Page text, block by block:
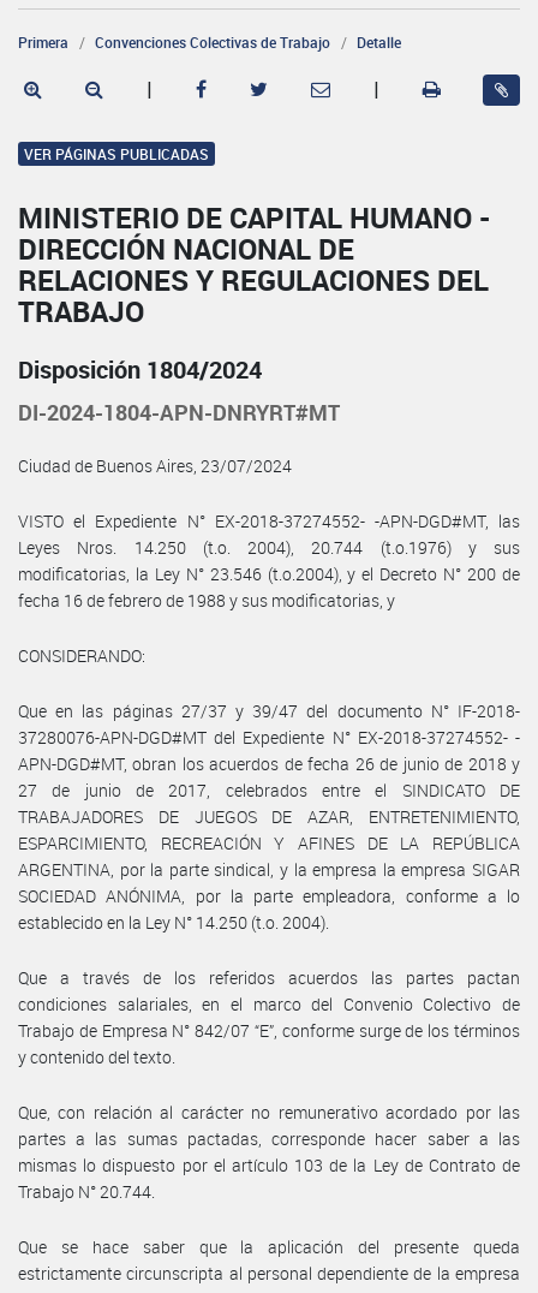
Primera Convenciones Colectivas de Trabajo Detalle
| |
VER PÁGINAS PUBLICADAS
MINISTERIO DE CAPITAL HUMANO -
DIRECCIÓN NACIONAL DE
RELACIONES Y REGULACIONES DEL
TRABAJO
Disposición 1804/2024
DI-2024-1804-APN-DNRYRT#MT
Ciudad de Buenos Aires, 23/07/2024
VISTO el Expediente N° EX-2018-37274552- -APN-DGD#MT, las
Leyes Nros. 14.250 (t.o. 2004), 20.744 (t.o.1976) y sus
modificatorias, la Ley N° 23.546 (t.o.2004), y el Decreto N° 200 de
fecha 16 de febrero de 1988 y sus modificatorias, y
CONSIDERANDO:
Que en las páginas 27/37 y 39/47 del documento N° IF-2018-
37280076-APN-DGD#MT del Expediente N° EX-2018-37274552- -
APN-DGD#MT, obran los acuerdos de fecha 26 de junio de 2018 y
27 de junio de 2017, celebrados entre el SINDICATO DE
TRABAJADORES DE JUEGOS DE AZAR, ENTRETENIMIENTO,
ESPARCIMIENTO, RECREACIÓN Y AFINES DE LA REPÚBLICA
ARGENTINA, por la parte sindical, y la empresa la empresa SIGAR
SOCIEDAD ANÓNIMA, por la parte empleadora, conforme a lo
establecido en la Ley N° 14.250 (t.o. 2004).
Que a través de los referidos acuerdos las partes pactan
condiciones salariales, en el marco del Convenio Colectivo de
Trabajo de Empresa N° 842/07 “E”, conforme surge de los términos
y contenido del texto.
Que, con relación al carácter no remunerativo acordado por las
partes a las sumas pactadas, corresponde hacer saber a las
mismas lo dispuesto por el artículo 103 de la Ley de Contrato de
Trabajo N° 20.744.
Que se hace saber que la aplicación del presente queda
estrictamente circunscripta al personal dependiente de la empresa